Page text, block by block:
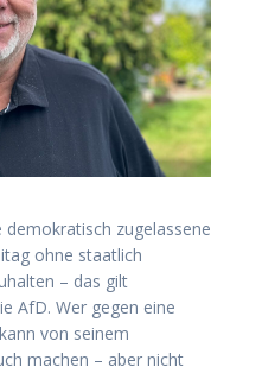
zugelassene
ohne staatlich
– das gilt
AfD. Wer gegen eine
von seinem
machen – aber nicht